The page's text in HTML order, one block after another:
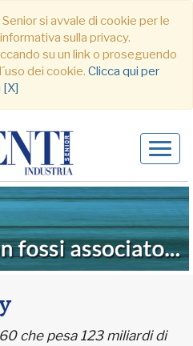
si avvale di cookie per le
sulla privacy.
su un link o proseguendo
dei cookie. Clicca qui per
[X]
che pesa 123 miliardi di